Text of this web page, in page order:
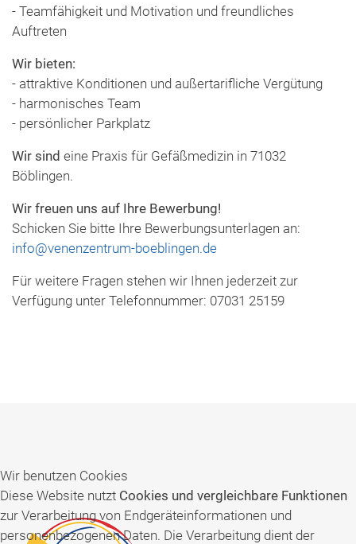
- Teamfähigkeit und Motivation und freundliches
Auftreten
Wir bieten:
- attraktive Konditionen und außertarifliche Vergütung
- harmonisches Team
- persönlicher Parkplatz
Wir sind eine Praxis für Gefäßmedizin in 71032
Böblingen.
Wir freuen uns auf Ihre Bewerbung!
Schicken Sie bitte Ihre Bewerbungsunterlagen an:
info@venenzentrum-boeblingen.de
Für weitere Fragen stehen wir Ihnen jederzeit zur
Verfügung unter Telefonnummer: 07031 25159
Wir benutzen Cookies
Diese Website nutzt Cookies und vergleichbare Funktionen
zur Verarbeitung von Endgeräteinformationen und
personenbezogenen Daten. Die Verarbeitung dient der